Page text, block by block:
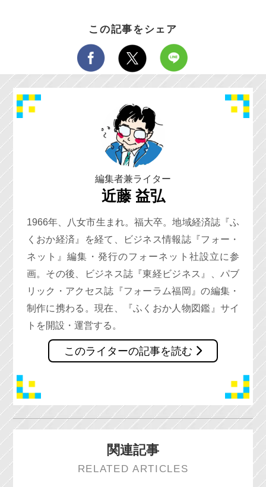
この記事をシェア
編集者兼ライター
近藤 益弘
1966年、八女市生まれ。福大卒。地域経済誌『ふ
くおか経済』を経て、ビジネス情報誌『フォー・
ネット』編集・発行のフォーネット社設立に参
画。その後、ビジネス誌『東経ビジネス』、パブ
リック・アクセス誌『フォーラム福岡』の編集・
制作に携わる。現在、『ふくおか人物図鑑』サイ
トを開設・運営する。
このライターの記事を読む
関連記事
RELATED ARTICLES